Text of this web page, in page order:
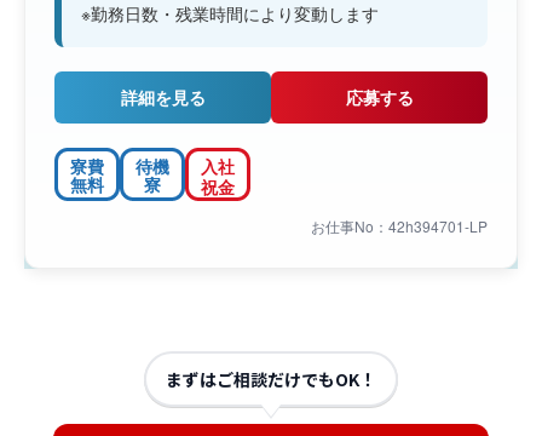
※勤務日数・残業時間により変動します
詳細を見る 応募する
寮費
無料
待機
寮
入社
祝金
お仕事No：42h394701-LP
まずはご相談だけでもOK！